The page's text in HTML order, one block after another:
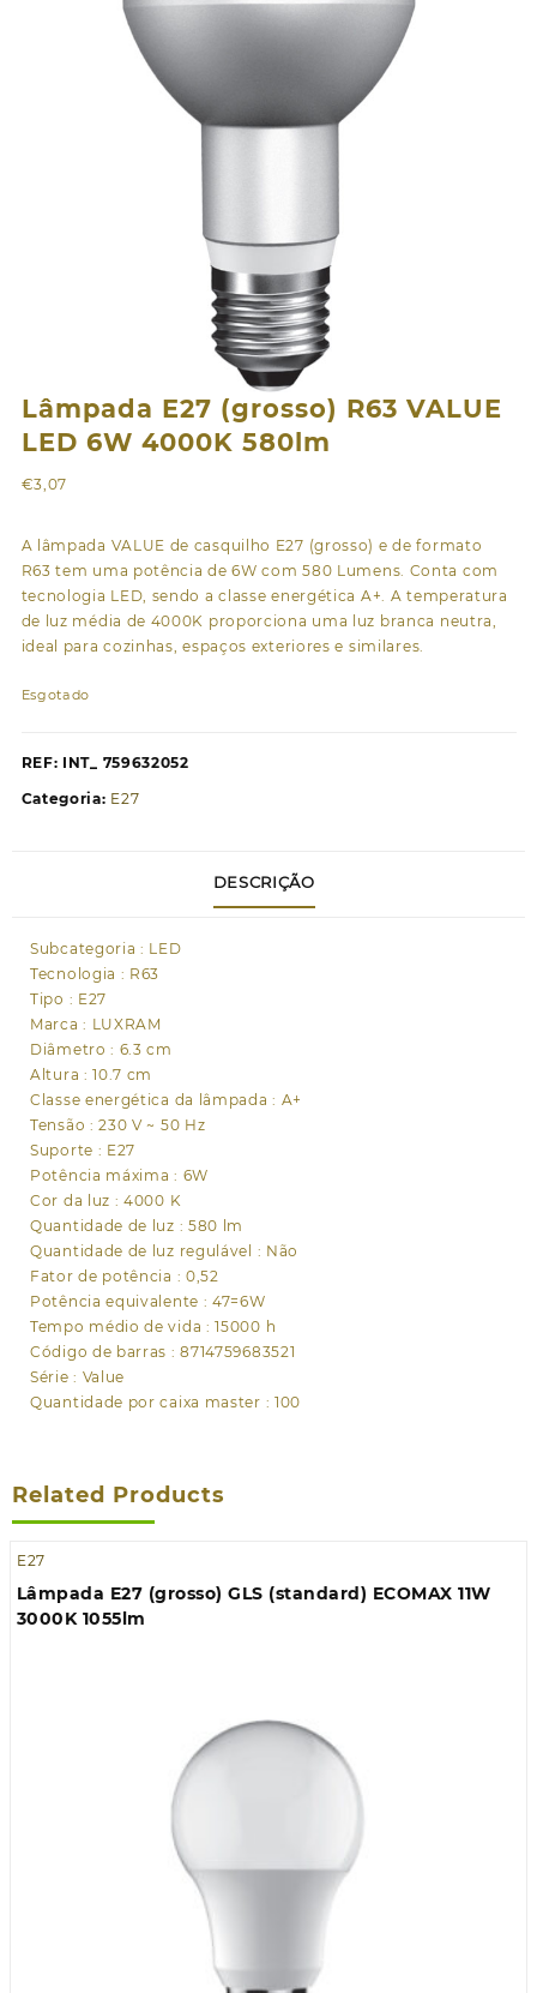
Lâmpada E27 (grosso) R63 VALUE
LED 6W 4000K 580lm
€3,07
A lâmpada VALUE de casquilho E27 (grosso) e de formato
R63 tem uma potência de 6W com 580 Lumens. Conta com
tecnologia LED, sendo a classe energética A+. A temperatura
de luz média de 4000K proporciona uma luz branca neutra,
ideal para cozinhas, espaços exteriores e similares.
Esgotado
REF: INT_ 759632052
Categoria: E27
DESCRIÇÃO
Subcategoria : LED
Tecnologia : R63
Tipo : E27
Marca : LUXRAM
Diâmetro : 6.3 cm
Altura : 10.7 cm
Classe energética da lâmpada : A+
Tensão : 230 V ~ 50 Hz
Suporte : E27
Potência máxima : 6W
Cor da luz : 4000 K
Quantidade de luz : 580 lm
Quantidade de luz regulável : Não
Fator de potência : 0,52
Potência equivalente : 47=6W
Tempo médio de vida : 15000 h
Código de barras : 8714759683521
Série : Value
Quantidade por caixa master : 100
Related Products
E27
Lâmpada E27 (grosso) GLS (standard) ECOMAX 11W
3000K 1055lm